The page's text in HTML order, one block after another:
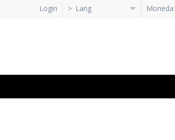
Login > Lang Moneda: